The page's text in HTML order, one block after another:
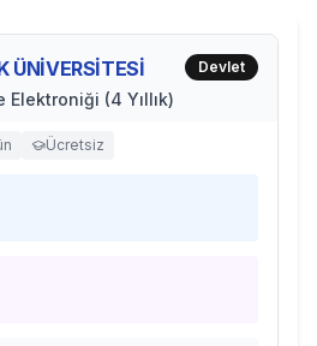
ÜNİVERSİTESİ
Elektroniği (4 Yıllık)
Devlet
Ücretsiz